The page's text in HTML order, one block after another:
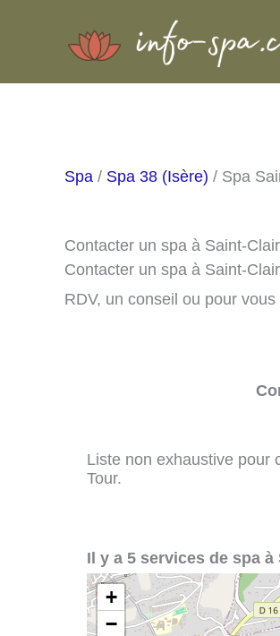
Spa / Spa 38 (Isère) / Spa
Contacter un spa à Saint-
Contacter un spa à Saint-
RDV, un conseil ou pour
Liste non exhaustive pour
Tour.
Il y a 5 services de spa
+
−